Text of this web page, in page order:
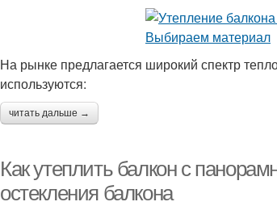
На рынке предлагается широкий спектр
используются:
читать дальше →
Как утеплить балкон с
остекления балкона